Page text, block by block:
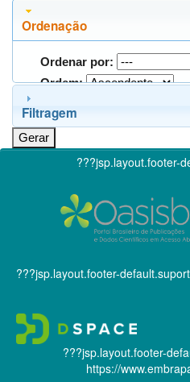
Ordenação
Ordenar por:
Ordem:
Filtragem
???jsp.layout.footer-
???jsp.layout.footer-
???jsp.layout.footer-
https://